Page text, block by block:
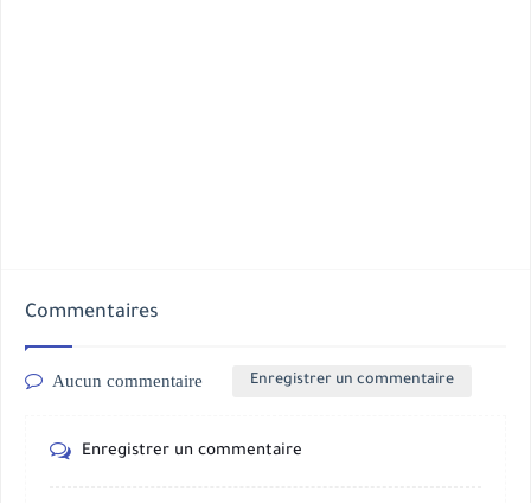
Commentaires
Aucun commentaire Enregistrer un commentaire
Enregistrer un commentaire